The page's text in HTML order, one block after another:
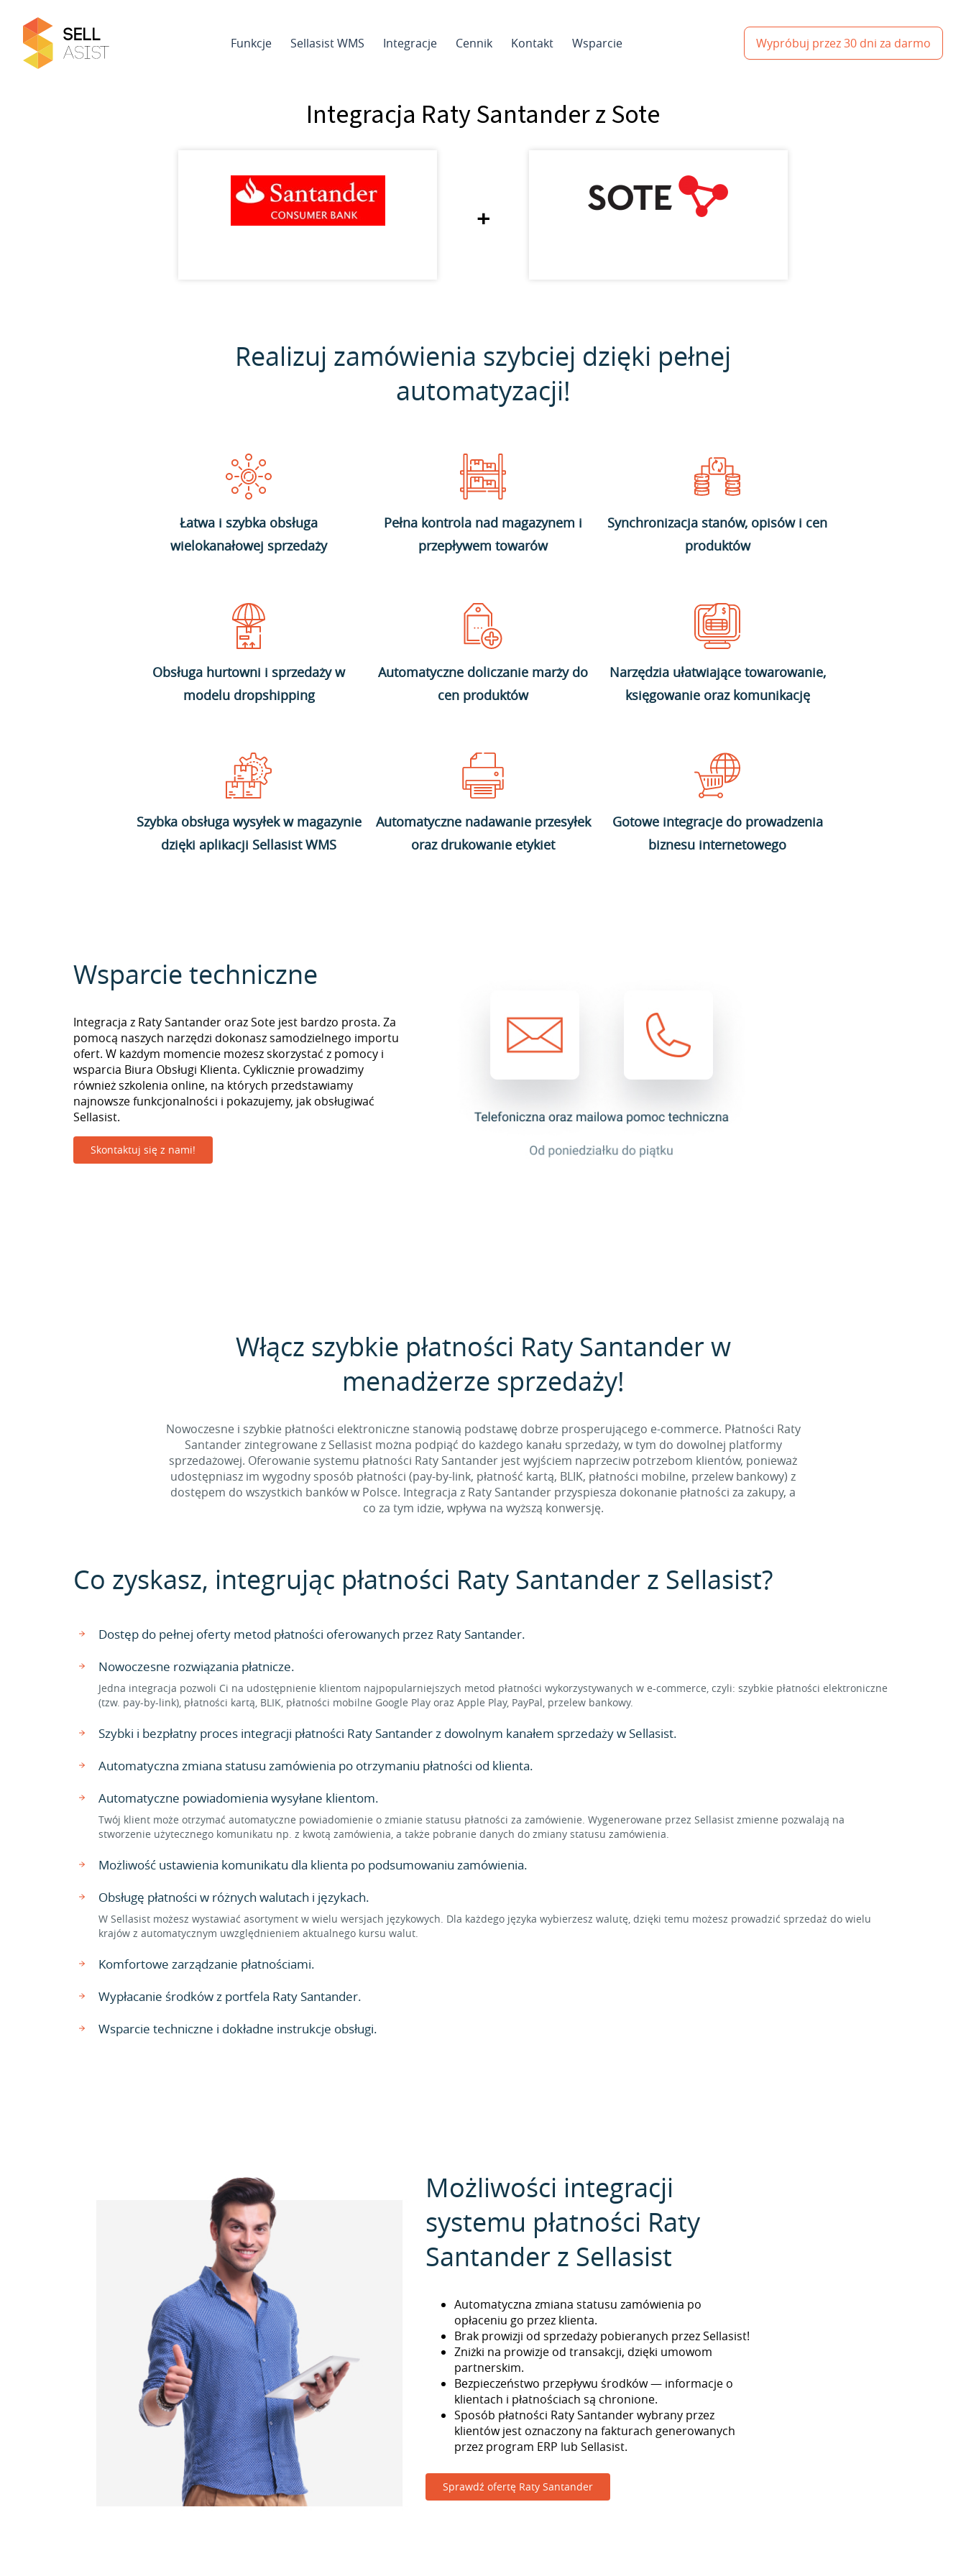
Funkcje Sellasist WMS Integracje Cennik Kontakt Wsparcie Wypróbuj przez 30 dni za darmo
Integracja Raty Santander z Sote
+
Realizuj zamówienia szybciej dzięki pełnej
automatyzacji!
Łatwa i szybka obsługa
wielokanałowej sprzedaży
Pełna kontrola nad magazynem i
przepływem towarów
Synchronizacja stanów, opisów i cen
produktów
Obsługa hurtowni i sprzedaży w
modelu dropshipping
Automatyczne doliczanie marży do
cen produktów
Narzędzia ułatwiające towarowanie,
księgowanie oraz komunikację
Szybka obsługa wysyłek w magazynie
dzięki aplikacji Sellasist WMS
Automatyczne nadawanie przesyłek
oraz drukowanie etykiet
Gotowe integracje do prowadzenia
biznesu internetowego
Wsparcie techniczne
Integracja z Raty Santander oraz Sote jest bardzo prosta. Za
pomocą naszych narzędzi dokonasz samodzielnego importu
ofert. W każdym momencie możesz skorzystać z pomocy i
wsparcia Biura Obsługi Klienta. Cyklicznie prowadzimy
również szkolenia online, na których przedstawiamy
najnowsze funkcjonalności i pokazujemy, jak obsługiwać
Sellasist.
Skontaktuj się z nami!
Włącz szybkie płatności Raty Santander w
menadżerze sprzedaży!
Nowoczesne i szybkie płatności elektroniczne stanowią podstawę dobrze prosperującego e-commerce. Płatności Raty
Santander zintegrowane z Sellasist można podpiąć do każdego kanału sprzedaży, w tym do dowolnej platformy
sprzedażowej. Oferowanie systemu płatności Raty Santander jest wyjściem naprzeciw potrzebom klientów, ponieważ
udostępniasz im wygodny sposób płatności (pay-by-link, płatność kartą, BLIK, płatności mobilne, przelew bankowy) z
dostępem do wszystkich banków w Polsce. Integracja z Raty Santander przyspiesza dokonanie płatności za zakupy, a
co za tym idzie, wpływa na wyższą konwersję.
Co zyskasz, integrując płatności Raty Santander z Sellasist?
Dostęp do pełnej oferty metod płatności oferowanych przez Raty Santander.
Nowoczesne rozwiązania płatnicze.
Jedna integracja pozwoli Ci na udostępnienie klientom najpopularniejszych metod płatności wykorzystywanych w e-commerce, czyli: szybkie płatności elektroniczne
(tzw. pay-by-link), płatności kartą, BLIK, płatności mobilne Google Play oraz Apple Play, PayPal, przelew bankowy.
Szybki i bezpłatny proces integracji płatności Raty Santander z dowolnym kanałem sprzedaży w Sellasist.
Automatyczna zmiana statusu zamówienia po otrzymaniu płatności od klienta.
Automatyczne powiadomienia wysyłane klientom.
Twój klient może otrzymać automatyczne powiadomienie o zmianie statusu płatności za zamówienie. Wygenerowane przez Sellasist zmienne pozwalają na
stworzenie użytecznego komunikatu np. z kwotą zamówienia, a także pobranie danych do zmiany statusu zamówienia.
Możliwość ustawienia komunikatu dla klienta po podsumowaniu zamówienia.
Obsługę płatności w różnych walutach i językach.
W Sellasist możesz wystawiać asortyment w wielu wersjach językowych. Dla każdego języka wybierzesz walutę, dzięki temu możesz prowadzić sprzedaż do wielu
krajów z automatycznym uwzględnieniem aktualnego kursu walut.
Komfortowe zarządzanie płatnościami.
Wypłacanie środków z portfela Raty Santander.
Wsparcie techniczne i dokładne instrukcje obsługi.
Możliwości integracji
systemu płatności Raty
Santander z Sellasist
Automatyczna zmiana statusu zamówienia po
opłaceniu go przez klienta.
Brak prowizji od sprzedaży pobieranych przez Sellasist!
Zniżki na prowizje od transakcji, dzięki umowom
partnerskim.
Bezpieczeństwo przepływu środków — informacje o
klientach i płatnościach są chronione.
Sposób płatności Raty Santander wybrany przez
klientów jest oznaczony na fakturach generowanych
przez program ERP lub Sellasist.
Sprawdź ofertę Raty Santander